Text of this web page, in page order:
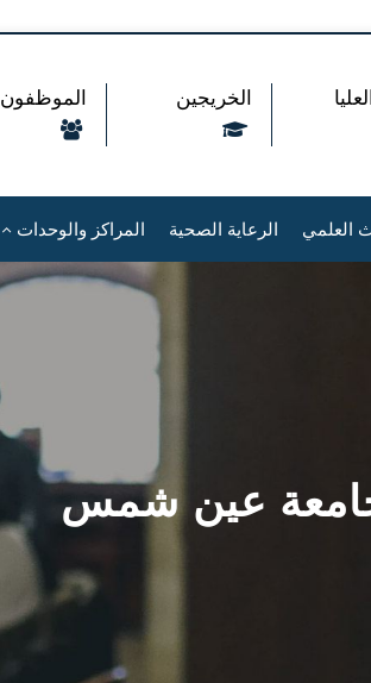
الخريجين الموظفون
العلمي الرعاية الصحية المراكز والوحدات
جامعة عين شمس